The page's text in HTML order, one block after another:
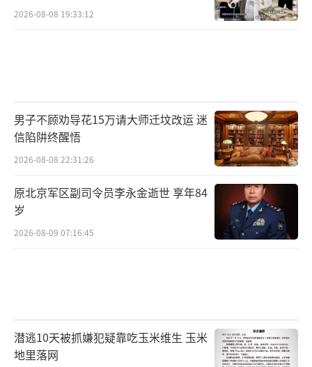
2026-08-08 19:33:12
男子不顾劝导花15万请大师迁坟改运 迷
信陷阱终醒悟
2026-08-08 22:31:26
原北京军区副司令员李永金逝世 享年84
岁
2026-08-09 07:16:45
潜逃10天被抓嫌犯疑靠吃玉米维生 玉米
地里落网